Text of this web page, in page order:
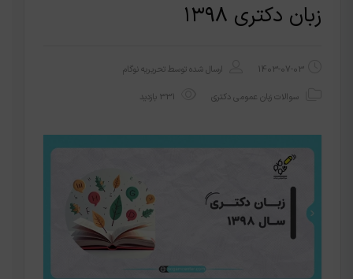
زبان دکتری ۱۳۹۸
1403-07-03 ارسال شده توسط تحریریه نوگام
سوالات زبان عمومی دکتری